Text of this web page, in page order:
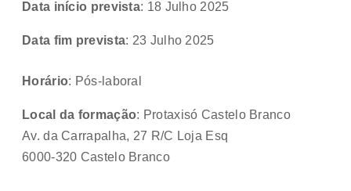
Data início prevista: 18 Julho 2025
Data fim prevista: 23 Julho 2025
Horário: Pós-laboral
Local da formação: Protaxisó Castelo Branco
Av. da Carrapalha, 27 R/C Loja Esq
6000-320 Castelo Branco